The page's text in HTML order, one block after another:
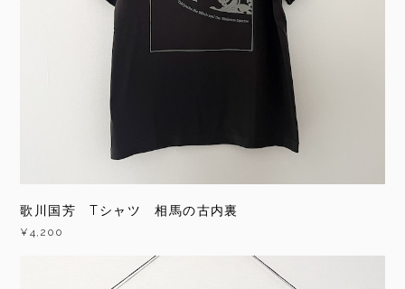
歌川国芳 Tシャツ 相馬の古内裏
¥4,200